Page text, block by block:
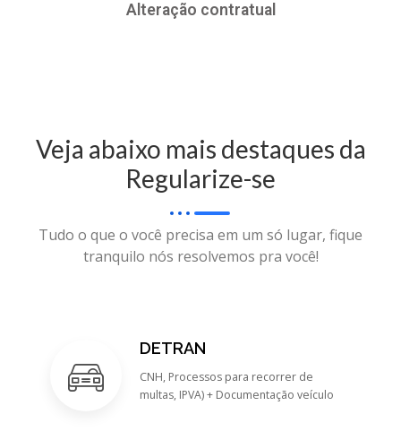
Alteração contratual
Veja abaixo mais destaques da
Regularize-se
Tudo o que o você precisa em um só lugar, fique
tranquilo nós resolvemos pra você!
DETRAN
CNH, Processos para recorrer de
multas, IPVA) + Documentação veículo